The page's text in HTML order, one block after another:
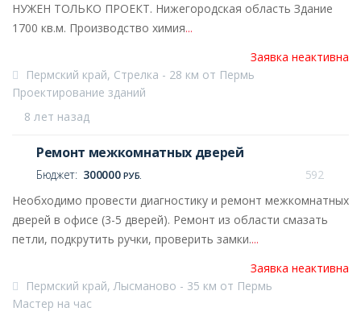
НУЖЕН ТОЛЬКО ПРОЕКТ. Нижегородская область Здание
1700 кв.м. Производство химия...
Заявка неактивна
8 лет назад
Пермский край, Стрелка - 28 км от Пермь
Проектирование зданий
Ремонт межкомнатных дверей
Бюджет: 300000РУБ.
592
Необходимо провести диагностику и ремонт межкомнатных
дверей в офисе (3-5 дверей). Ремонт из области смазать
петли, подкрутить ручки, проверить замки....
Заявка неактивна
Пермский край, Лысманово - 35 км от Пермь
Мастер на час